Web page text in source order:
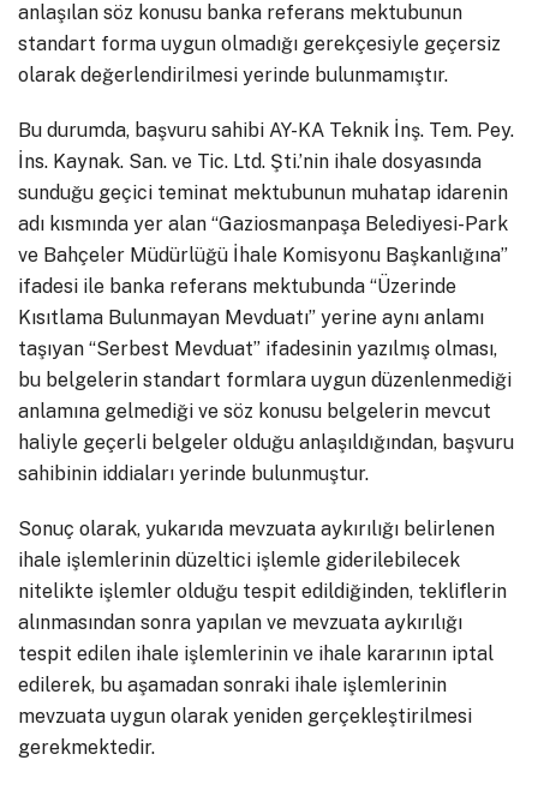
anlaşılan söz konusu banka referans mektubunun
standart forma uygun olmadığı gerekçesiyle geçersiz
olarak değerlendirilmesi yerinde bulunmamıştır.
Bu durumda, başvuru sahibi AY-KA Teknik İnş. Tem. Pey.
İns. Kaynak. San. ve Tic. Ltd. Şti.’nin ihale dosyasında
sunduğu geçici teminat mektubunun muhatap idarenin
adı kısmında yer alan “Gaziosmanpaşa Belediyesi-Park
ve Bahçeler Müdürlüğü İhale Komisyonu Başkanlığına”
ifadesi ile banka referans mektubunda “Üzerinde
Kısıtlama Bulunmayan Mevduatı” yerine aynı anlamı
taşıyan “Serbest Mevduat” ifadesinin yazılmış olması,
bu belgelerin standart formlara uygun düzenlenmediği
anlamına gelmediği ve söz konusu belgelerin mevcut
haliyle geçerli belgeler olduğu anlaşıldığından, başvuru
sahibinin iddiaları yerinde bulunmuştur.
Sonuç olarak, yukarıda mevzuata aykırılığı belirlenen
ihale işlemlerinin düzeltici işlemle giderilebilecek
nitelikte işlemler olduğu tespit edildiğinden, tekliflerin
alınmasından sonra yapılan ve mevzuata aykırılığı
tespit edilen ihale işlemlerinin ve ihale kararının iptal
edilerek, bu aşamadan sonraki ihale işlemlerinin
mevzuata uygun olarak yeniden gerçekleştirilmesi
gerekmektedir.